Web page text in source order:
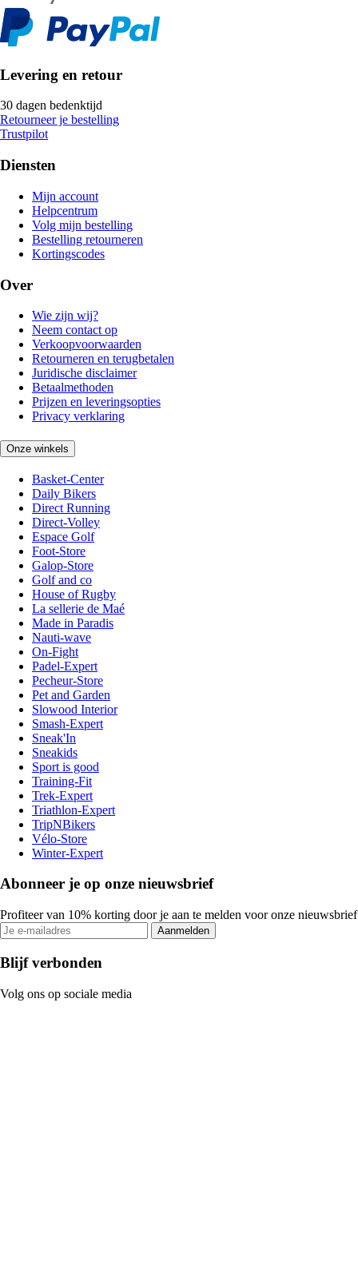
Levering en retour
30 dagen bedenktijd
Retourneer je bestelling
Trustpilot
Diensten
Mijn account
Helpcentrum
Volg mijn bestelling
Bestelling retourneren
Kortingscodes
Over
Wie zijn wij?
Neem contact op
Verkoopvoorwaarden
Retourneren en terugbetalen
Juridische disclaimer
Betaalmethoden
Prijzen en leveringsopties
Privacy verklaring
Onze winkels
Basket-Center
Daily Bikers
Direct Running
Direct-Volley
Espace Golf
Foot-Store
Galop-Store
Golf and co
House of Rugby
La sellerie de Maé
Made in Paradis
Nauti-wave
On-Fight
Padel-Expert
Pecheur-Store
Pet and Garden
Slowood Interior
Smash-Expert
Sneak'In
Sneakids
Sport is good
Training-Fit
Trek-Expert
Triathlon-Expert
TripNBikers
Vélo-Store
Winter-Expert
Abonneer je op onze nieuwsbrief
Profiteer van 10% korting door je aan te melden voor onze nieuwsbrief
Aanmelden
Blijf verbonden
Volg ons op sociale media